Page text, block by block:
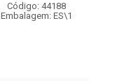
Código: 44188
Embalagem: ES\1